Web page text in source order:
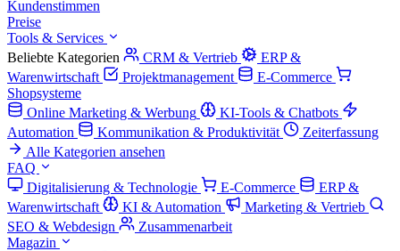
Kundenstimmen
Preise
Tools & Services
Beliebte Kategorien
CRM & Vertrieb
ERP &
Warenwirtschaft
Projektmanagement
E-Commerce
Shopsysteme
Online Marketing & Werbung
KI-Tools & Chatbots
Automation
Kommunikation & Produktivität
Zeiterfassung
Alle Kategorien ansehen
FAQ
Digitalisierung & Technologie
E-Commerce
ERP &
Warenwirtschaft
KI & Automation
Marketing & Vertrieb
SEO & Webdesign
Zusammenarbeit
Magazin